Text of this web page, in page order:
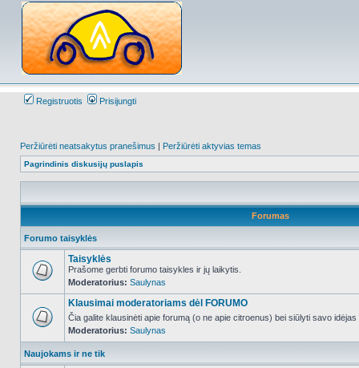
Registruotis Prisijungti
Peržiūrėti neatsakytus pranešimus | Peržiūrėti aktyvias temas
Pagrindinis diskusijų puslapis
Forumas
Forumo taisyklės
NO_UNREAD_POSTS
Taisyklės
Prašome gerbti forumo taisykles ir jų laikytis.
Moderatorius: Saulynas
NO_UNREAD_POSTS
Klausimai moderatoriams dėl FORUMO
Čia galite klausinėti apie forumą (o ne apie citroenus) bei siūlyti savo
Moderatorius: Saulynas
Naujokams ir ne tik